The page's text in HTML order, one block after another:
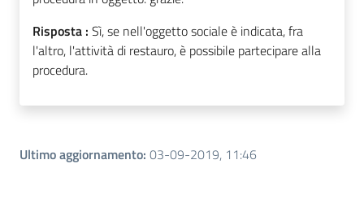
Risposta : Sì, se nell'oggetto sociale è indicata, fra
l'altro, l'attività di restauro, è possibile partecipare alla
procedura.
Ultimo aggiornamento: 03-09-2019, 11:46